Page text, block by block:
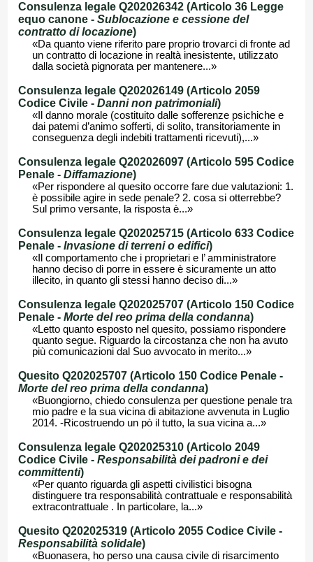
Consulenza legale Q202026342 (Articolo 36 Legge
equo canone - Sublocazione e cessione del
contratto di locazione)
«Da quanto viene riferito pare proprio trovarci di fronte ad
un contratto di locazione in realtà inesistente, utilizzato
dalla società pignorata per mantenere...»
Consulenza legale Q202026149 (Articolo 2059
Codice Civile - Danni non patrimoniali)
«Il danno morale (costituito dalle sofferenze psichiche e
dai patemi d’animo sofferti, di solito, transitoriamente in
conseguenza degli indebiti trattamenti ricevuti),...»
Consulenza legale Q202026097 (Articolo 595 Codice
Penale - Diffamazione)
«Per rispondere al quesito occorre fare due valutazioni: 1.
è possibile agire in sede penale? 2. cosa si otterrebbe?
Sul primo versante, la risposta è...»
Consulenza legale Q202025715 (Articolo 633 Codice
Penale - Invasione di terreni o edifici)
«Il comportamento che i proprietari e l’ amministratore
hanno deciso di porre in essere è sicuramente un atto
illecito, in quanto gli stessi hanno deciso di...»
Consulenza legale Q202025707 (Articolo 150 Codice
Penale - Morte del reo prima della condanna)
«Letto quanto esposto nel quesito, possiamo rispondere
quanto segue. Riguardo la circostanza che non ha avuto
più comunicazioni dal Suo avvocato in merito...»
Quesito Q202025707 (Articolo 150 Codice Penale -
Morte del reo prima della condanna)
«Buongiorno, chiedo consulenza per questione penale tra
mio padre e la sua vicina di abitazione avvenuta in Luglio
2014. -Ricostruendo un pò il tutto, la sua vicina a...»
Consulenza legale Q202025310 (Articolo 2049
Codice Civile - Responsabilità dei padroni e dei
committenti)
«Per quanto riguarda gli aspetti civilistici bisogna
distinguere tra responsabilità contrattuale e responsabilità
extracontrattuale . In particolare, la...»
Quesito Q202025319 (Articolo 2055 Codice Civile -
Responsabilità solidale)
«Buonasera, ho perso una causa civile di risarcimento